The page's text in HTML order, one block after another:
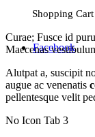
Shopping Cart
Facebook
Curae; Fusce id
Maecenas
Alutpat a, suscipit
augue ac venenatis
pellentesque velit
No Icon Tab 3